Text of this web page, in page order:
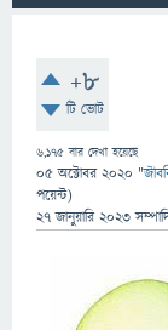
+8
টি ভোট
6,175 বার দেখা হয়েছে
05 অক্টোবর 2020 "
পয়েন্ট)
27 জানুয়ারি 2023